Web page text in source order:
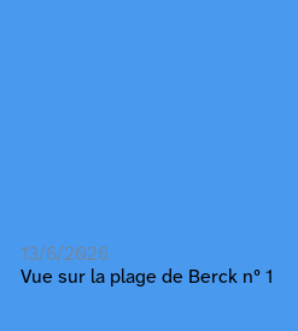
13/6/2026
Vue sur la plage de Berck nº 1